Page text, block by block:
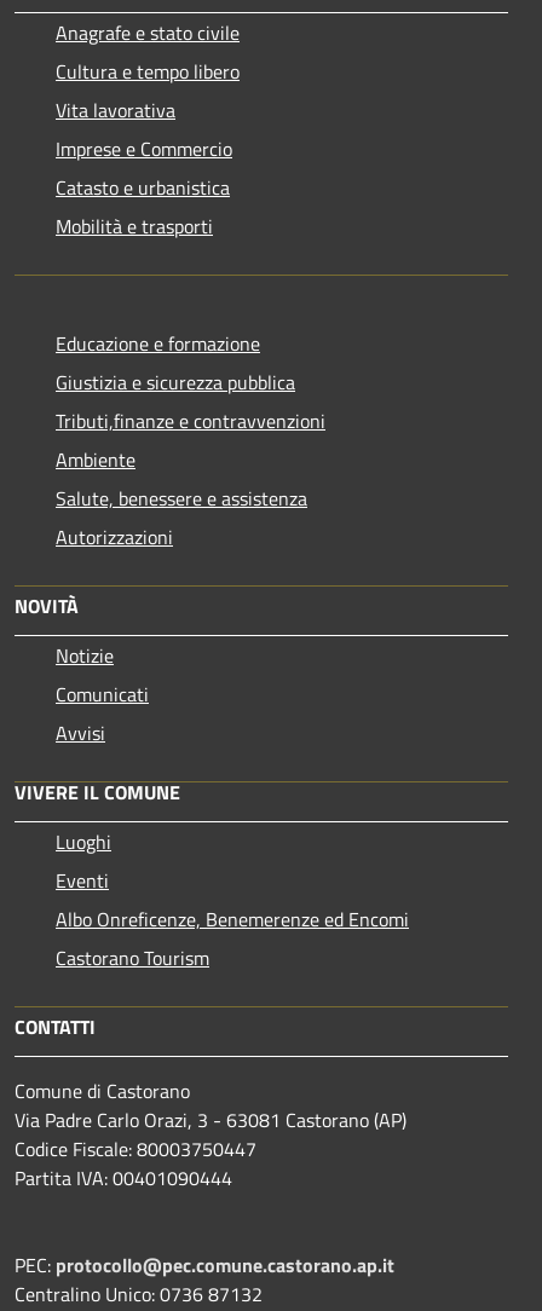
Anagrafe e stato civile
Cultura e tempo libero
Vita lavorativa
Imprese e Commercio
Catasto e urbanistica
Mobilità e trasporti
Educazione e formazione
Giustizia e sicurezza pubblica
Tributi,finanze e contravvenzioni
Ambiente
Salute, benessere e assistenza
Autorizzazioni
NOVITÀ
Notizie
Comunicati
Avvisi
VIVERE IL COMUNE
Luoghi
Eventi
Albo Onreficenze, Benemerenze ed Encomi
Castorano Tourism
CONTATTI
Comune di Castorano
Via Padre Carlo Orazi, 3 - 63081 Castorano (AP)
Codice Fiscale: 80003750447
Partita IVA: 00401090444
PEC: protocollo@pec.comune.castorano.ap.it
Centralino Unico: 0736 87132